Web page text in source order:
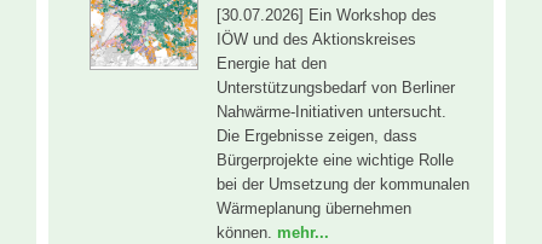
[30.07.2026] Ein Workshop des
IÖW und des Aktionskreises
Energie hat den
Unterstützungsbedarf von Berliner
Nahwärme-Initiativen untersucht.
Die Ergebnisse zeigen, dass
Bürgerprojekte eine wichtige Rolle
bei der Umsetzung der kommunalen
Wärmeplanung übernehmen
können. mehr...